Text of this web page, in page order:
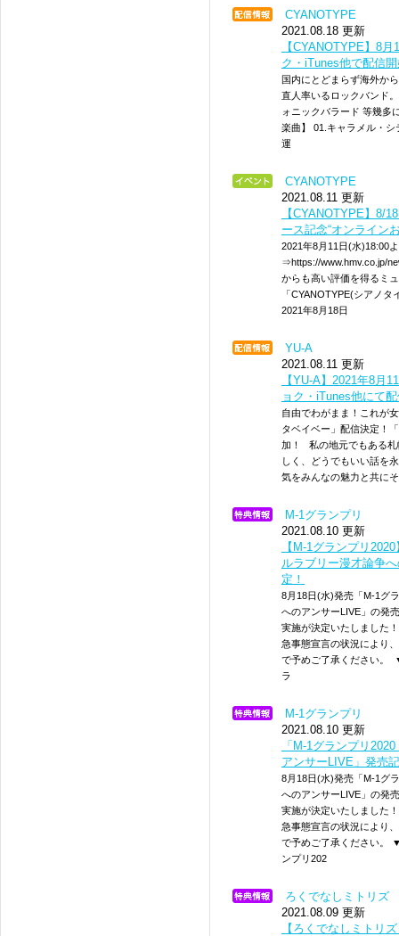
CYANOTYPE
2021.08.18 更新
【CYANOTYPE】8
ク・iTunes他で配信
国内にとどまらず海外か
直人率いるロックバンド
ォニックバラード 等幾多
楽曲】 01.キャラメル・シ
運
CYANOTYPE
2021.08.11 更新
【CYANOTYPE】8/
ース記念“オンライン
2021年8月11日(水)18:00
⇒https://www.hmv.co.jp/
からも高い評価を得るミ
「CYANOTYPE(シアノ
2021年8月18日
YU-A
2021.08.11 更新
【YU-A】2021年8月
ョク・iTunes他にて
自由でわがまま！これが
タベイベー」配信決定！
加！ 私の地元でもある札
しく、どうでもいい話を
気をみんなの魅力と共に
M-1グランプリ
2021.08.10 更新
【M-1グランプリ
ルラブリー漫才論争
定！
8月18日(水)発売「M-1グ
へのアンサーLIVE」の発
実施が決定いたしました
急事態宣言の状況により
で予めご了承ください。
ラ
M-1グランプリ
2021.08.10 更新
「M-1グランプリ
アンサーLIVE」発売
8月18日(水)発売「M-1グ
へのアンサーLIVE」の発
実施が決定いたしました
急事態宣言の状況により
で予めご了承ください。
ンプリ202
ろくでなしミトリズ
2021.08.09 更新
【ろくでなしミトリ